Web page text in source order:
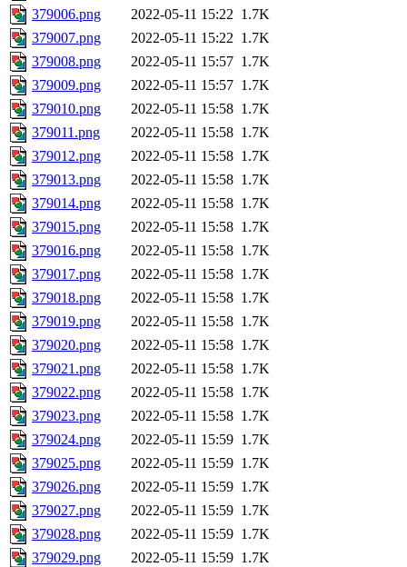
379006.png
2022-05-11 15:22 1.7K
379007.png
2022-05-11 15:22 1.7K
379008.png
2022-05-11 15:57 1.7K
379009.png
2022-05-11 15:57 1.7K
379010.png
2022-05-11 15:58 1.7K
379011.png
2022-05-11 15:58 1.7K
379012.png
2022-05-11 15:58 1.7K
379013.png
2022-05-11 15:58 1.7K
379014.png
2022-05-11 15:58 1.7K
379015.png
2022-05-11 15:58 1.7K
379016.png
2022-05-11 15:58 1.7K
379017.png
2022-05-11 15:58 1.7K
379018.png
2022-05-11 15:58 1.7K
379019.png
2022-05-11 15:58 1.7K
379020.png
2022-05-11 15:58 1.7K
379021.png
2022-05-11 15:58 1.7K
379022.png
2022-05-11 15:58 1.7K
379023.png
2022-05-11 15:58 1.7K
379024.png
2022-05-11 15:59 1.7K
379025.png
2022-05-11 15:59 1.7K
379026.png
2022-05-11 15:59 1.7K
379027.png
2022-05-11 15:59 1.7K
379028.png
2022-05-11 15:59 1.7K
379029.png
2022-05-11 15:59 1.7K